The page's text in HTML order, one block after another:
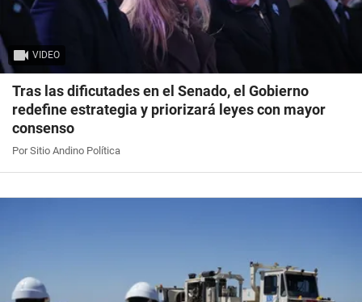
VIDEO
Tras las dificutades en el Senado, el Gobierno
redefine estrategia y priorizará leyes con mayor
consenso
Por Sitio Andino Política